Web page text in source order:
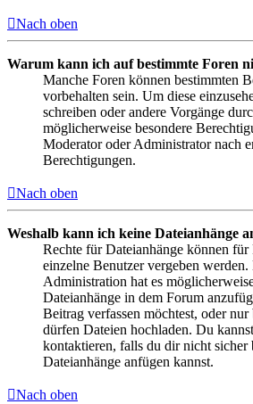
Nach oben
Warum kann ich auf bestimmte Foren
Manche Foren können bestimmten
vorbehalten sein. Um diese
schreiben oder andere Vorgänge
möglicherweise besondere
Moderator oder Administrator nach
Berechtigungen.
Nach oben
Weshalb kann ich keine Dateianhänge
Rechte für Dateianhänge können
einzelne Benutzer vergeben
Administration hat es
Dateianhänge in dem Forum
Beitrag verfassen möchtest, oder
dürfen Dateien hochladen. Du
kontaktieren, falls du dir nicht sicher
Dateianhänge anfügen kannst.
Nach oben